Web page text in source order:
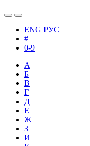
ENG РУС
#
0-9
А
Б
В
Г
Д
Е
Ж
З
И